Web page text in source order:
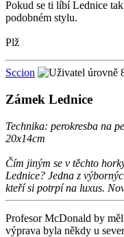
Pokud se ti líbí Lednice
podobném stylu.
Plž
Sccion
Zámek Lednice
Technika: perokresba na
20x14cm
Čím jiným se v těchto
Lednice? Jedna z
kteří si potrpí na luxus.
Profesor McDonald by
výprava byla někdy u